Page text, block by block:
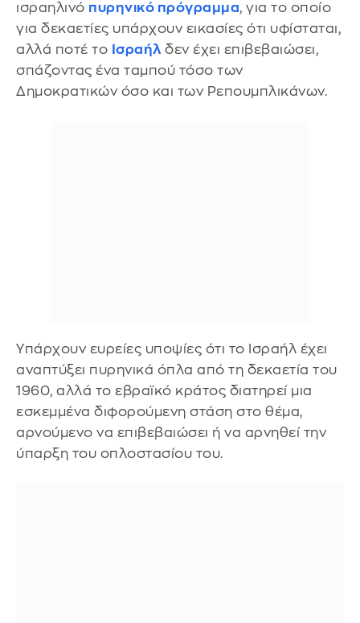
ισραηλινό πυρηνικό πρόγραμμα, για το οποίο
για δεκαετίες υπάρχουν εικασίες ότι υφίσταται,
αλλά ποτέ το Ισραήλ δεν έχει επιβεβαιώσει,
σπάζοντας ένα ταμπού τόσο των
Δημοκρατικών όσο και των Ρεπουμπλικάνων.
Υπάρχουν ευρείες υποψίες ότι το Ισραήλ έχει
αναπτύξει πυρηνικά όπλα από τη δεκαετία του
1960, αλλά το εβραϊκό κράτος διατηρεί μια
εσκεμμένα διφορούμενη στάση στο θέμα,
αρνούμενο να επιβεβαιώσει ή να αρνηθεί την
ύπαρξη του οπλοστασίου του.